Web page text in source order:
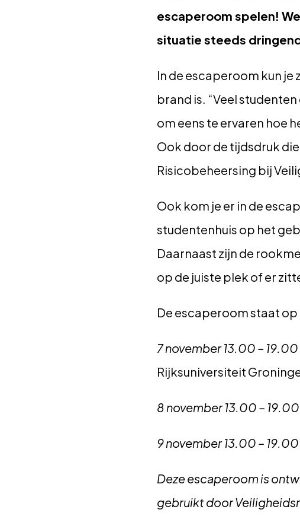
escaperoom spelen!
situatie steeds
In de escaperoom kun je
brand is. “Veel
om eens te ervaren hoe
Ook door de tijdsdruk
Risicobeheersing bij
Ook kom je er in de
studentenhuis op het
Daarnaast zijn de
op de juiste plek of er
De escaperoom staat
7 november 13.00 – 19.00
Rijksuniversiteit
8 november 13.00 –
9 november 13.00 –
Deze escaperoom is
gebruikt door